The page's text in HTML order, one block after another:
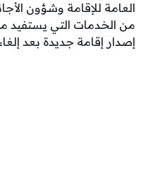
العامة للإقامة وشؤون
من الخدمات التي يستفيد
إصدار إقامة جديدة بعد